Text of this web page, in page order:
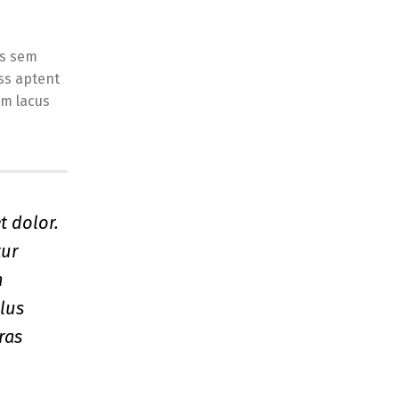
sem
aptent
lacus
dolor.